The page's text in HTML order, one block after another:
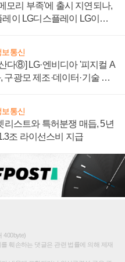
모리 부족'에 출시 지연되나,
이 LG디스플레이 LG이노
보통신
다⑧] LG·엔비디아 '피지컬 A
구광모 제조·데이터·기술 결
보통신
리스트와 특허분쟁 매듭, 5년
조 라이선스비 지급
400byte)
훼손하는 댓글은 관련 법률에 의해 제재